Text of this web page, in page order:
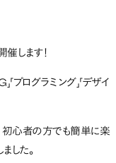
します！
「プログラミング」「デザイ
初心者の方でも簡単に楽
した。